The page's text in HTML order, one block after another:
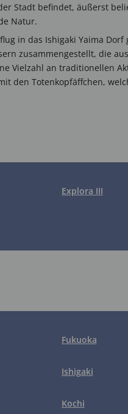
Stadt befindet, äußerst
Natur.
in das Ishigaki Yaima Dorf
zusammengestellt, die
Vielzahl an traditionellen
den Totenkopfäffchen,
Explora III
Fukuoka
Ishigaki
Kochi